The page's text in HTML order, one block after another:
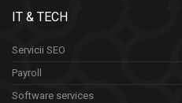
IT & TECH
Servicii SEO
Payroll
Software services